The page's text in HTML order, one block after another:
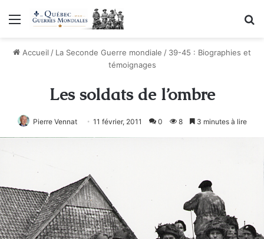
Menu
Accueil / La Seconde Guerre mondiale / 39-45 : Biographies et
témoignages
Les soldats de l’ombre
Pierre Vennat 11 février, 2011 0 8 3 minutes à lire